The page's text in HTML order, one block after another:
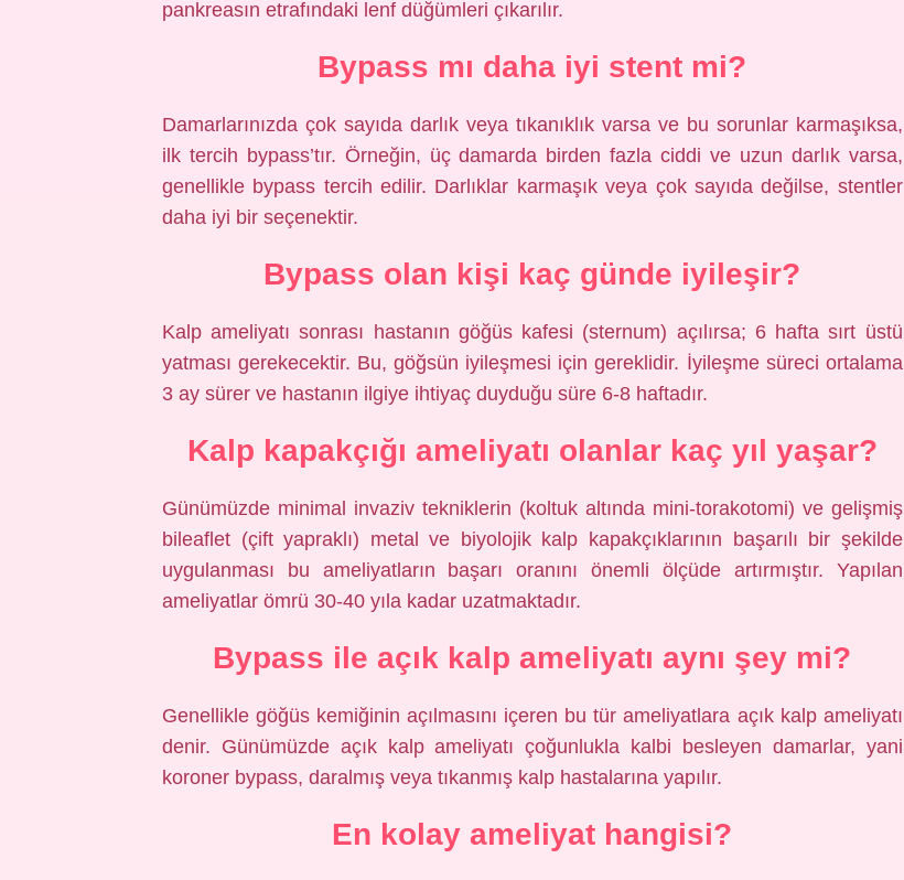
pankreasın etrafındaki lenf düğümleri çıkarılır.
Bypass mı daha iyi stent mi?
Damarlarınızda çok sayıda darlık veya tıkanıklık varsa ve bu sorunlar karmaşıksa,
ilk tercih bypass’tır. Örneğin, üç damarda birden fazla ciddi ve uzun darlık varsa,
genellikle bypass tercih edilir. Darlıklar karmaşık veya çok sayıda değilse, stentler
daha iyi bir seçenektir.
Bypass olan kişi kaç günde iyileşir?
Kalp ameliyatı sonrası hastanın göğüs kafesi (sternum) açılırsa; 6 hafta sırt üstü
yatması gerekecektir. Bu, göğsün iyileşmesi için gereklidir. İyileşme süreci ortalama
3 ay sürer ve hastanın ilgiye ihtiyaç duyduğu süre 6-8 haftadır.
Kalp kapakçığı ameliyatı olanlar kaç yıl yaşar?
Günümüzde minimal invaziv tekniklerin (koltuk altında mini-torakotomi) ve gelişmiş
bileaflet (çift yapraklı) metal ve biyolojik kalp kapakçıklarının başarılı bir şekilde
uygulanması bu ameliyatların başarı oranını önemli ölçüde artırmıştır. Yapılan
ameliyatlar ömrü 30-40 yıla kadar uzatmaktadır.
Bypass ile açık kalp ameliyatı aynı şey mi?
Genellikle göğüs kemiğinin açılmasını içeren bu tür ameliyatlara açık kalp ameliyatı
denir. Günümüzde açık kalp ameliyatı çoğunlukla kalbi besleyen damarlar, yani
koroner bypass, daralmış veya tıkanmış kalp hastalarına yapılır.
En kolay ameliyat hangisi?